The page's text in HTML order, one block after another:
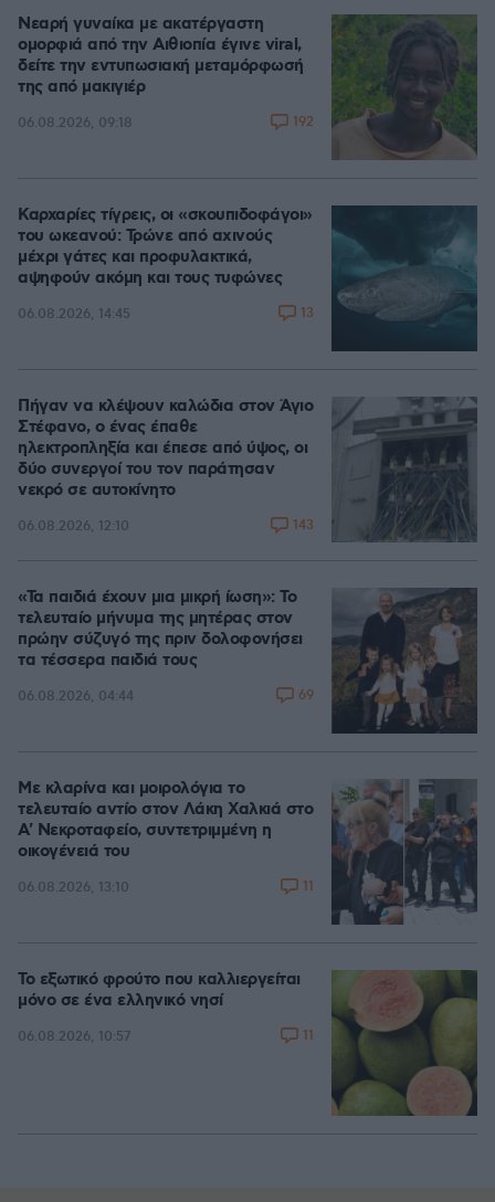
Νεαρή γυναίκα με ακατέργαστη
ομορφιά από την Αιθιοπία έγινε viral,
δείτε την εντυπωσιακή μεταμόρφωσή
της από μακιγιέρ
06.08.2026, 09:18 192
Καρχαρίες τίγρεις, οι «σκουπιδοφάγοι»
του ωκεανού: Τρώνε από αχινούς
μέχρι γάτες και προφυλακτικά,
αψηφούν ακόμη και τους τυφώνες
06.08.2026, 14:45 13
Πήγαν να κλέψουν καλώδια στον Άγιο
Στέφανο, ο ένας έπαθε
ηλεκτροπληξία και έπεσε από ύψος, οι
δύο συνεργοί του τον παράτησαν
νεκρό σε αυτοκίνητο
06.08.2026, 12:10 143
«Τα παιδιά έχουν μια μικρή ίωση»: Το
τελευταίο μήνυμα της μητέρας στον
πρώην σύζυγό της πριν δολοφονήσει
τα τέσσερα παιδιά τους
06.08.2026, 04:44 69
Με κλαρίνα και μοιρολόγια το
τελευταίο αντίο στον Λάκη Χαλκιά στο
A' Νεκροταφείο, συντετριμμένη η
οικογένειά του
06.08.2026, 13:10 11
Το εξωτικό φρούτο που καλλιεργείται
μόνο σε ένα ελληνικό νησί
06.08.2026, 10:57 11